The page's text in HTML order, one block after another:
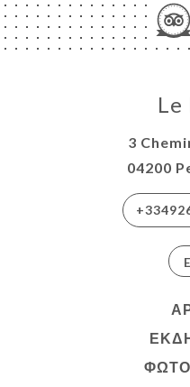
3
04200